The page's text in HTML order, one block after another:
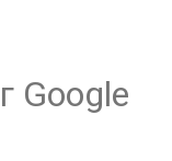
Google